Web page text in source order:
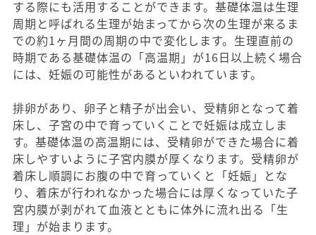
する際にも活用することができます。基礎体温は生理
周期と呼ばれる生理が始まってから次の生理が来るま
での約1ヶ月間の周期の中で変化します。生理直前の
時期である基礎体温の「高温期」が16日以上続く場合
には、妊娠の可能性があるといわれています。
排卵があり、卵子と精子が出会い、受精卵となって着
床し、子宮の中で育っていくことで妊娠は成立しま
す。基礎体温の高温期には、受精卵ができた場合に着
床しやすいように子宮内膜が厚くなります。受精卵が
着床し順調にお腹の中で育っていくと「妊娠」とな
り、着床が行われなかった場合には厚くなっていた子
宮内膜が剥がれて血液とともに体外に流れ出る「生
理」が始まります。